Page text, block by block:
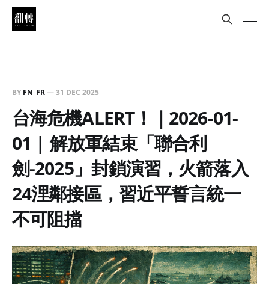
BY FN_FR—31 DEC 2025
台海危機ALERT！｜2026-01-
01 | 解放軍結束「聯合利
劍-2025」封鎖演習，火箭落入
24浬鄰接區，習近平誓言統一
不可阻擋